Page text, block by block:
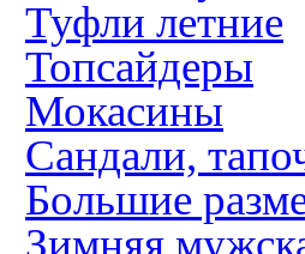
Туфли летние
Топсайдеры
Мокасины
Сандали,
Большие
Зимняя